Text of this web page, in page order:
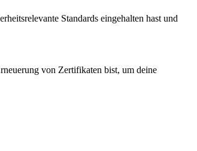
Standards eingehalten hast und
von Zertifikaten bist, um deine